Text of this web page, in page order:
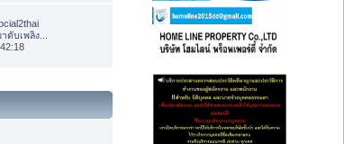
ดับเพลิง...